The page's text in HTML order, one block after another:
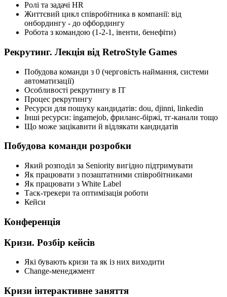
Ролі та задачі HR
Життєвий цикл співробітника в компанії: від
онбордингу - до офбордингу
Робота з командою (1-2-1, івенти, бенефіти)
Рекрутинг. Лекція від RetroStyle Games
Побудова команди з 0 (черговість наймання, системи
автоматизації)
Особливості рекрутингу в ІТ
Процес рекрутингу
Ресурси для пошуку кандидатів: dou, djinni, linkedin
Інші ресурси: ingamejob, фриланс-біржі, тг-канали тощо
Що може зацікавити й відлякати кандидатів
Побудова команди розробки
Який розподіл за Seniority вигідно підтримувати
Як працювати з позаштатними співробітниками
Як працювати з White Label
Таск-трекери та оптимізація роботи
Кейси
Конференція
Кризи. Розбір кейсів
Які бувають кризи та як із них виходити
Change-менеджмент
Кризи інтерактивне заняття